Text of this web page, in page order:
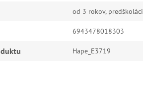
od 3 rokov, predškoláci
6943478018303
Hape_E3719